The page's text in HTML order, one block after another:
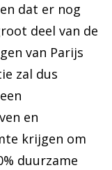
dat er nog
deel van de
van Parijs
zal dus
en
krijgen om
duurzame